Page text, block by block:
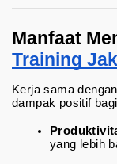
Manfaat
Training
Kerja sama
dampak positif
yang lebih